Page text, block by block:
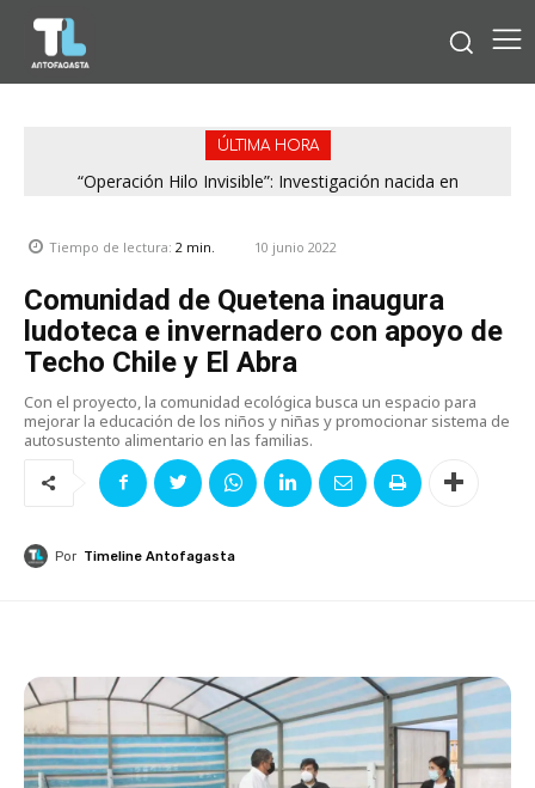
ÚLTIMA HORA
“Operación Hilo Invisible”: Investigación nacida en
Tiempo de lectura: 2 min. 10 junio 2022
Comunidad de Quetena inaugura
ludoteca e invernadero con apoyo de
Techo Chile y El Abra
Con el proyecto, la comunidad ecológica busca un espacio para
mejorar la educación de los niños y niñas y promocionar sistema de
autosustento alimentario en las familias.
Por Timeline Antofagasta